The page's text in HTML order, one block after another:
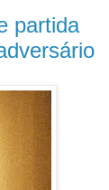
partida